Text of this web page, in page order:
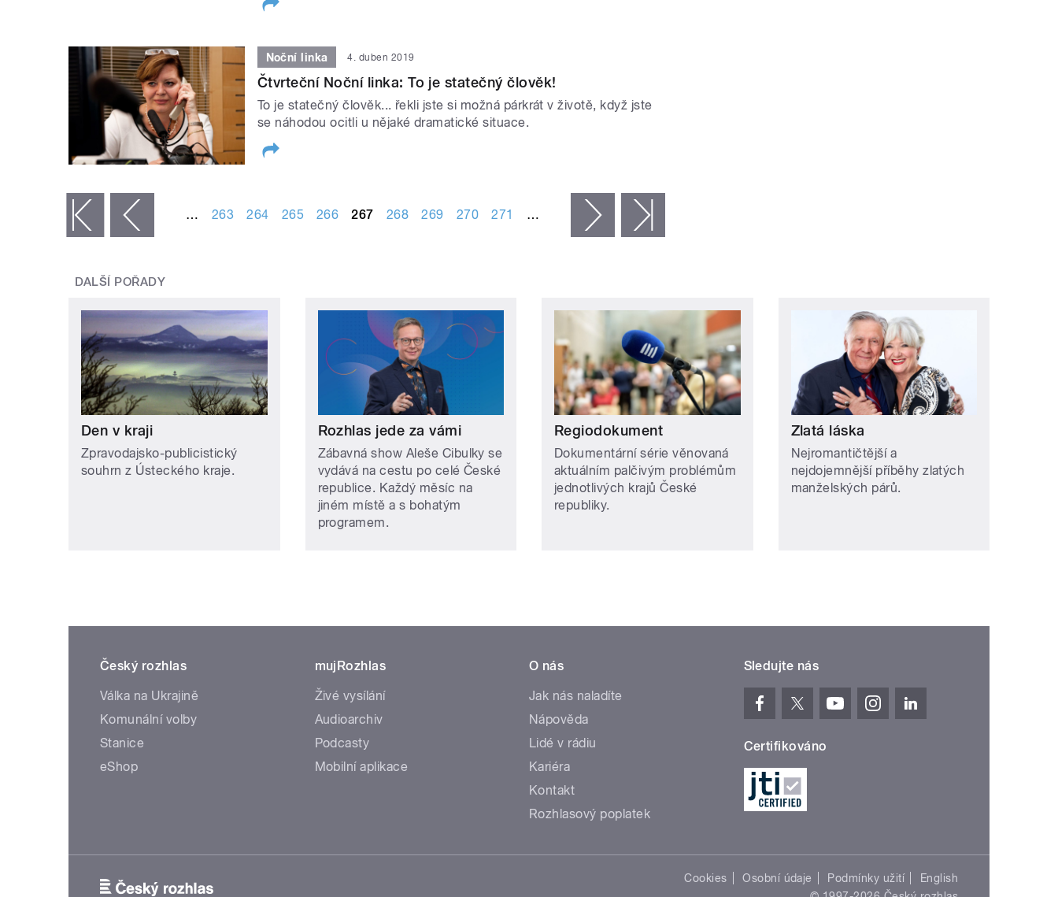
Noční linka 4. duben 2019
Čtvrteční Noční linka: To je statečný člověk!
To je statečný člověk... řekli jste si možná párkrát v životě, když jste
se náhodou ocitli u nějaké dramatické situace.
‹ předchozí … 263 264 265 266 267 268 269 270 271 … následující ›
DALŠÍ POŘADY
Den v kraji
Zpravodajsko-publicistický
souhrn z Ústeckého kraje.
Rozhlas jede za vámi
Zábavná show Aleše Cibulky se
vydává na cestu po celé České
republice. Každý měsíc na
jiném místě a s bohatým
programem.
Regiodokument
Dokumentární série věnovaná
aktuálním palčivým problémům
jednotlivých krajů České
republiky.
Zlatá láska
Nejromantičtější a
nejdojemnější příběhy zlatých
manželských párů.
Český rozhlas
Válka na Ukrajině
Komunální volby
Stanice
eShop
mujRozhlas
Živé vysílání
Audioarchiv
Podcasty
Mobilní aplikace
O nás
Jak nás naladíte
Nápověda
Lidé v rádiu
Kariéra
Kontakt
Rozhlasový poplatek
Sledujte nás
Certifikováno
Cookies Osobní údaje Podmínky užití
English